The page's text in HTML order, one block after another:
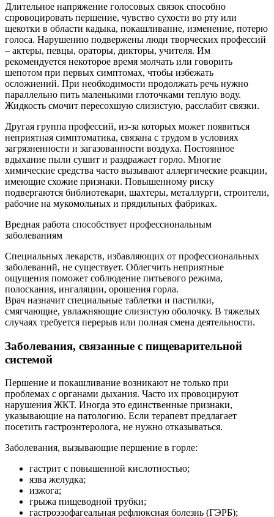
Длительное напряжение голосовых связок способно
спровоцировать першение, чувство сухости во рту или
щекотки в области кадыка, покашливание, изменение, потерю
голоса. Нарушению подвержены люди творческих профессий
– актеры, певцы, ораторы, дикторы, учителя. Им
рекомендуется некоторое время молчать или говорить
шепотом при первых симптомах, чтобы избежать
осложнений. При необходимости продолжать речь нужно
параллельно пить маленькими глоточками теплую воду.
Жидкость смочит пересохшую слизистую, расслабит связки.
Другая группа профессий, из-за которых может появиться
неприятная симптоматика, связана с трудом в условиях
загрязненности и загазованности воздуха. Постоянное
вдыхание пыли сушит и раздражает горло. Многие
химические средства часто вызывают аллергические реакции,
имеющие схожие признаки. Повышенному риску
подвергаются библиотекари, шахтеры, металлурги, строители,
рабочие на мукомольных и прядильных фабриках.
Вредная работа способствует профессиональным
заболеваниям
Специальных лекарств, избавляющих от профессиональных
заболеваний, не существует. Облегчить неприятные
ощущения поможет соблюдение питьевого режима,
полоскания, ингаляции, орошения горла.
Врач назначит специальные таблетки и пастилки,
смягчающие, увлажняющие слизистую оболочку. В тяжелых
случаях требуется перерыв или полная смена деятельности.
Заболевания, связанные с пищеварительной
системой
Першение и покашливание возникают не только при
проблемах с органами дыхания. Часто их провоцируют
нарушения ЖКТ. Иногда это единственные признаки,
указывающие на патологию. Если терапевт предлагает
посетить гастроэнтеролога, не нужно отказываться.
Заболевания, вызывающие першение в горле:
гастрит с повышенной кислотностью;
язва желудка;
изжога;
грыжа пищеводной трубки;
гастроэзофагеальная рефлюксная болезнь (ГЭРБ);